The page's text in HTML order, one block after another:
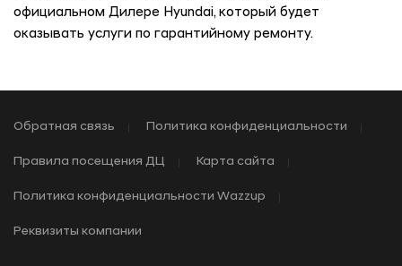
официальном Дилере Hyundai, который будет
оказывать услуги по гарантийному ремонту.
Обратная связь Политика конфиденциальности
Правила посещения ДЦ Карта сайта
Политика конфиденциальности Wazzup
Реквизиты компании